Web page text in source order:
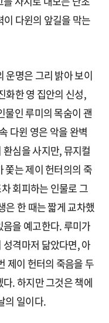
다윈의 앞길을 막는
운명은 그리 밝아 보이
화한 영 집안의 신성,
물인 루미의 목숨이 괜
다윈 영은 악을 완벽
심을 사지만, 뮤지컬
쫓는 제이 헌터의의 죽
회피하는 인물로 그
은 한 때는 짧게 교차했
을 예고한다. 루미가
격마저 닮았다면, 아
제이 헌터의 죽음을 두
. 하지만 그것은 책에
의 일이다.